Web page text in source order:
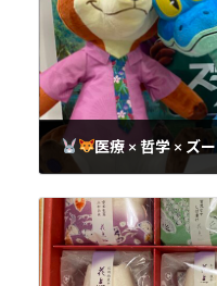
医療 × 哲学 × ズ